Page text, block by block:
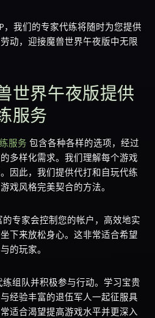
，我们的专家代练将随时为您提供
动，迎接魔兽世界午夜版中无限
世界午夜版提供
服务
服务 包含各种各样的选项，经过
多样化需求。我们理解每个游戏
因此，我们提供代打和自玩代练
戏风格完美契合的方法。
专家会控制您的帐户，高效地实
下来放松身心。这非常适合希望
的玩家。
组队并积极参与行动。学习宝贵
经验丰富的退伍军人一起征服具
适合渴望提高游戏水平并更深入